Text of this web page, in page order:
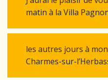
matin à la Villa
les autres jours à
Charmes-sur-